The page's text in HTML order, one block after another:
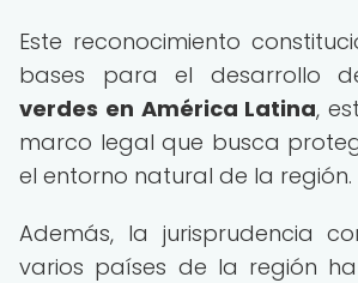
Este reconocimiento
bases para el desarrollo
verdes en América Latina,
marco legal que busca
el entorno natural de la región.
Además, la jurisprudencia
varios países de la región